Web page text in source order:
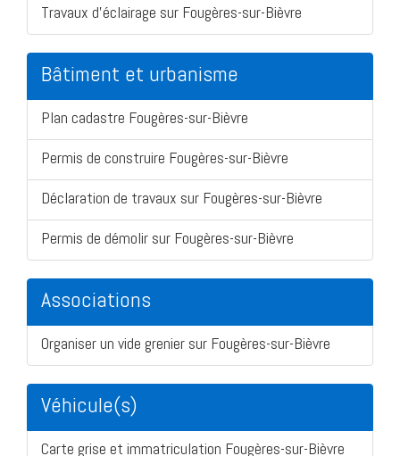
Travaux d'éclairage sur Fougères-sur-Bièvre
Bâtiment et urbanisme
Plan cadastre Fougères-sur-Bièvre
Permis de construire Fougères-sur-Bièvre
Déclaration de travaux sur Fougères-sur-Bièvre
Permis de démolir sur Fougères-sur-Bièvre
Associations
Organiser un vide grenier sur Fougères-sur-Bièvre
Véhicule(s)
Carte grise et immatriculation Fougères-sur-Bièvre